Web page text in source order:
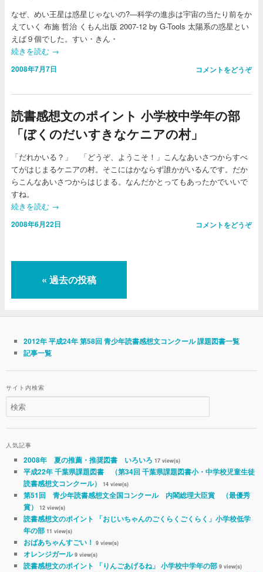
なぜ、めい王星は惑星じゃないの?―科学の進歩は宇宙の当たり前をか
えていく 布施 哲治 くもん出版 2007-12 by G-Tools 太陽系の惑星とい
えば９個でした。すい・きん・
続きを読む →
2008年7月7日 コメントをどうぞ
読書感想文のポイント 小学校中学年の部
「ぼくのだいすきなケニアの村」
「だれかいる？」 「どうぞ、ようこそ！」こんなあいさつからすべ
てがはじまるケニアの村。そこにはかならず誰かがいるんです。だか
らこんなあいさつからはじまる。なんだかとってもあったかでいいで
すね。
続きを読む →
2008年6月22日 コメントをどうぞ
« 過去の投稿
2012年 平成24年 第58回 青少年読書感想文コンクール 課題図書一覧
記事一覧
サイト内検索
人気記事
2008年 夏の推薦・推奨図書 いろいろ 17 view(s)
平成22年 千葉県課題図書 （第34回 千葉県課題図書小・中学校児童生徒
読書感想文コンクール）
14 view(s)
第51回 青少年読書感想文全国コンクール 内閣総理大臣賞 （最優秀
賞）
12 view(s)
読書感想文のポイント 「おじいちゃんのごくらくごくらく」小学校低学
年の部 11 view(s)
おばあちゃんすごい！ 9 view(s)
オレンジガール 9 view(s)
読書感想文のポイント 「りんごあげるね」 小学校中学年の部 9 view(s)